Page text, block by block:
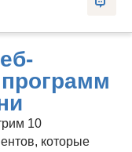
10
которые